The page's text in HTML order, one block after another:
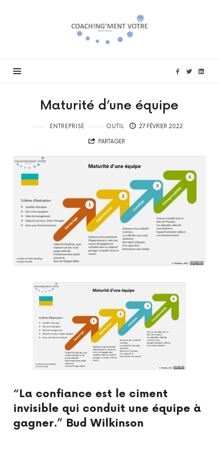
Coach!ng'ment
vôtre
Maturité d’une équipe
ENTREPRISE OUTIL 27 FÉVRIER 2022
PARTAGER
“La confiance est le ciment
invisible qui conduit une équipe à
gagner.” Bud Wilkinson